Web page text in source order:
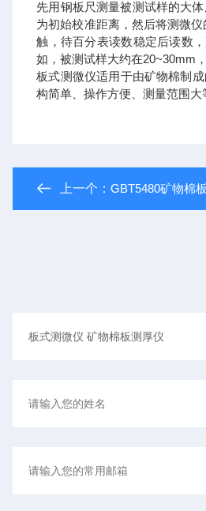
先用钢板尺测量被测试样的大
为初始校准距离，然后将测微
触，待百分表读数稳定后读数
如，被测试样大约在20~30mm
板式测微仪适用于由矿物棉制
构简单、操作方便、测量范围大
上一个：GBT5480矿物棉